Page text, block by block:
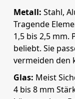
Metall: Stahl,
Tragende
1,5 bis 2,5 mm.
beliebt. Sie
vermeiden den
Glas: Meist
4 bis 8 mm